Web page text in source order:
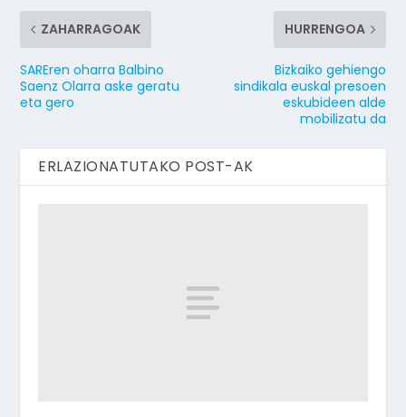
ZAHARRAGOAK
SAREren oharra Balbino
Saenz Olarra aske geratu
eta gero
HURRENGOA
Bizkaiko gehiengo
sindikala euskal presoen
eskubideen alde
mobilizatu da
ERLAZIONATUTAKO POST-AK